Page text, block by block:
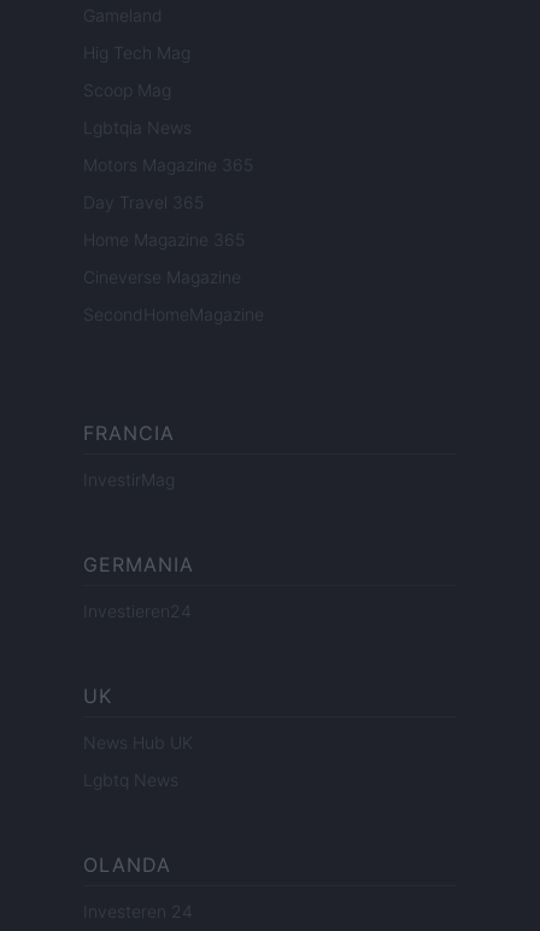
Gameland
Hig Tech Mag
Scoop Mag
Lgbtqia News
Motors Magazine 365
Day Travel 365
Home Magazine 365
Cineverse Magazine
SecondHomeMagazine
FRANCIA
InvestirMag
GERMANIA
Investieren24
UK
News Hub UK
Lgbtq News
OLANDA
Investeren 24